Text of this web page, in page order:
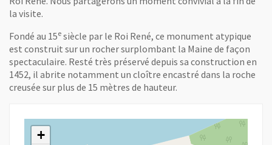
la visite.
Fondé au 15e siècle par le Roi René, ce monument atypique
est construit sur un rocher surplombant la Maine de façon
spectaculaire. Resté très préservé depuis sa construction en
1452, il abrite notamment un cloître encastré dans la roche
creusée sur plus de 15 mètres de hauteur.
+